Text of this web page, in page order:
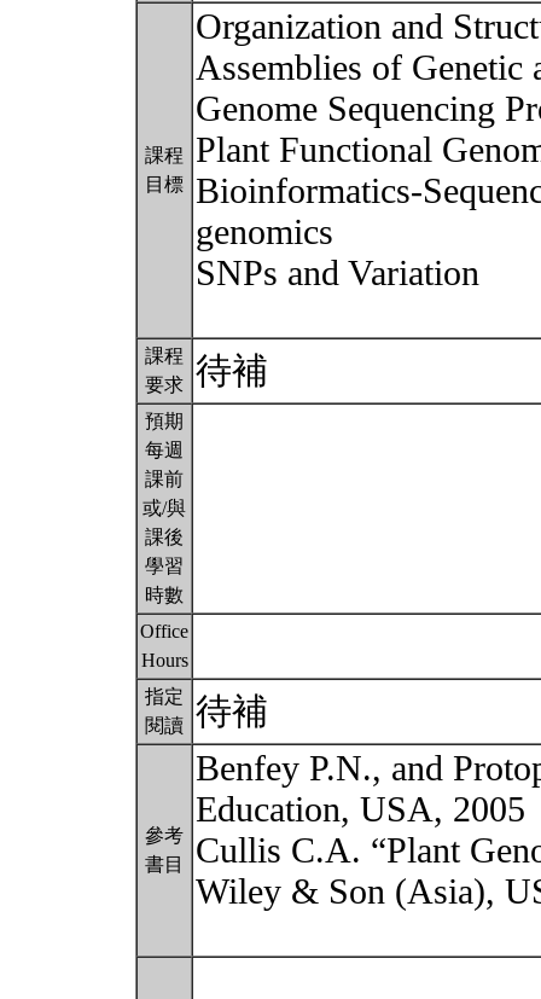
課程
目標
Organization and
Assemblies of Genetic
Genome Sequencing
Plant Functional
Bioinformatics-
genomics
SNPs and Variation
課程
要求 待補
預期
每週
課前
或/與
課後
學習
時數
Office
Hours
指定
閱讀 待補
參考
書目
Benfey P.N., and
Education, USA, 2005
Cullis C.A. “Plant
Wiley & Son (Asia),